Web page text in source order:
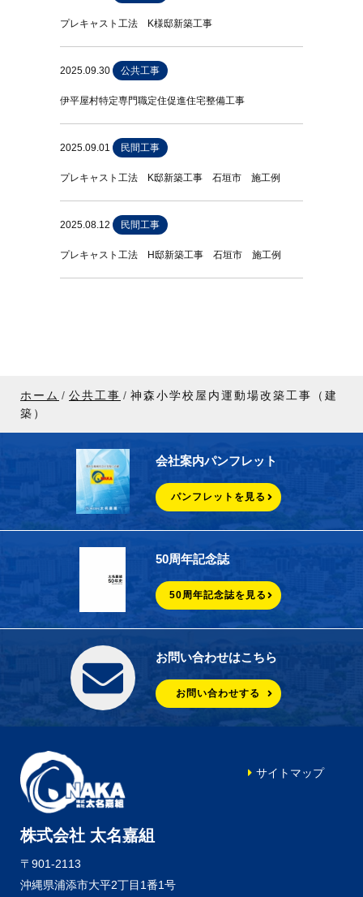
プレキャスト工法 K様邸新築工事
2025.09.30 公共工事
伊平屋村特定専門職定住促進住宅整備工事
2025.09.01 民間工事
プレキャスト工法 K邸新築工事 石垣市 施工例
2025.08.12 民間工事
プレキャスト工法 H邸新築工事 石垣市 施工例
ホーム 公共工事
神森小学校屋内運動場改築工事（建
築）
会社案内パンフレット
パンフレットを見る
50周年記念誌
50周年記念誌を見る
お問い合わせはこちら
お問い合わせする
株式会社 太名嘉組
〒901-2113
沖縄県浦添市大平2丁目1番1号
サイトマップ